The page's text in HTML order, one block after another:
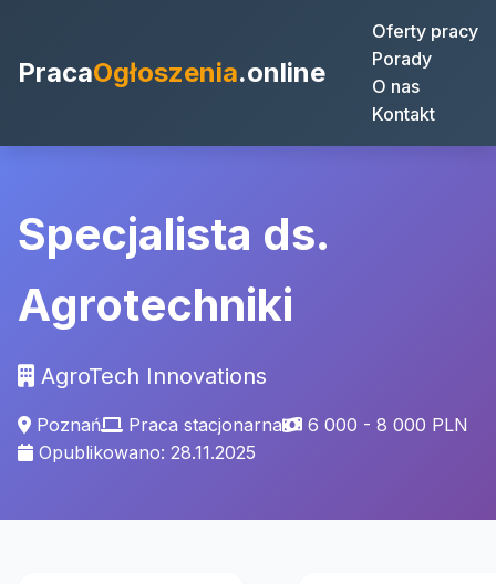
PracaOgłoszenia.online
Oferty pracy
Porady
O nas
Kontakt
Specjalista ds.
Agrotechniki
AgroTech Innovations
Poznań Praca stacjonarna
6 000 - 8 000 PLN
Opublikowano: 28.11.2025